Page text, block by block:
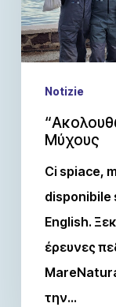
Notizie
Μύχους
Ci spiace,
disponibile
English.
έρευνες
την…